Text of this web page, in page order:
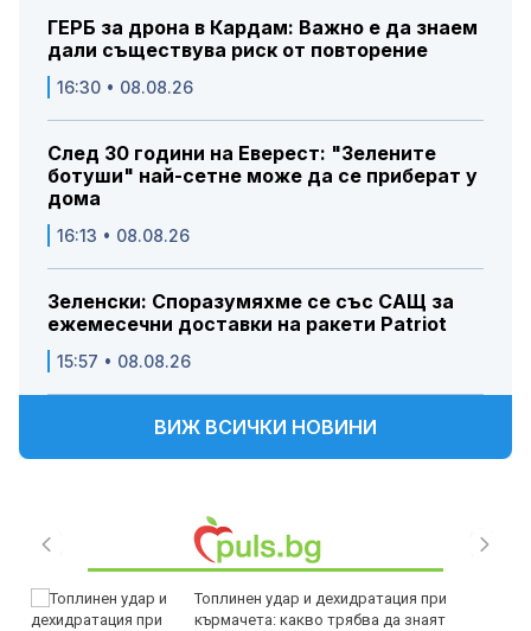
ГЕРБ за дрона в Кардам: Важно е да знаем
дали съществува риск от повторение
16:30 • 08.08.26
След 30 години на Еверест: "Зелените
ботуши" най-сетне може да се приберат у
дома
16:13 • 08.08.26
Зеленски: Споразумяхме се със САЩ за
ежемесечни доставки на ракети Patriot
15:57 • 08.08.26
ВИЖ ВСИЧКИ НОВИНИ
Топлинен удар и дехидратация при
кърмачета: какво трябва да знаят